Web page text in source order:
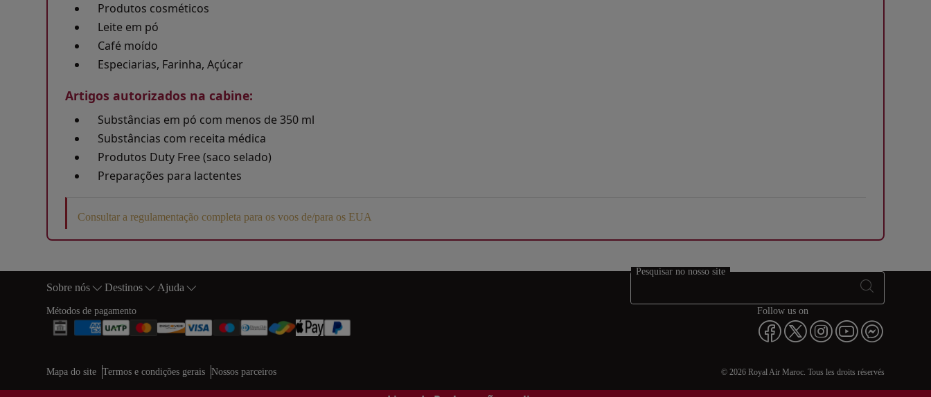
Produtos cosméticos
Leite em pó
Café moído
Especiarias, Farinha, Açúcar
Artigos autorizados na cabine:
Substâncias em pó com menos de 350 ml
Substâncias com receita médica
Produtos Duty Free (saco selado)
Preparações para lactentes
Consultar a regulamentação completa para os voos de/para os EUA
Rodapé Mapa do sítio
Sobre nós Destinos Ajuda
Pesquisar no nosso site
Métodos de pagamento Follow us on
Web map links
$Title.getData()
Mapa do site Termos e condições gerais Nossos parceiros © 2026 Royal Air Maroc. Tous les droits réservés